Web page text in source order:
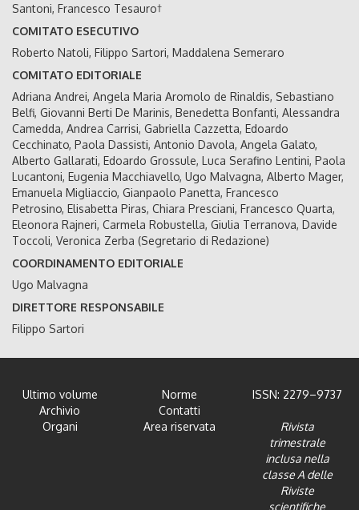
Santoni, Francesco Tesauro†
COMITATO ESECUTIVO
Roberto Natoli, Filippo Sartori, Maddalena Semeraro
COMITATO EDITORIALE
Adriana Andrei, Angela Maria Aromolo de Rinaldis, Sebastiano
Belfi, Giovanni Berti De Marinis, Benedetta Bonfanti, Alessandra
Camedda, Andrea Carrisi, Gabriella Cazzetta, Edoardo
Cecchinato, Paola Dassisti, Antonio Davola, Angela Galato,
Alberto Gallarati, Edoardo Grossule, Luca Serafino Lentini, Paola
Lucantoni, Eugenia Macchiavello, Ugo Malvagna, Alberto Mager,
Emanuela Migliaccio, Gianpaolo Panetta, Francesco
Petrosino, Elisabetta Piras, Chiara Presciani, Francesco Quarta,
Eleonora Rajneri, Carmela Robustella, Giulia Terranova, Davide
Toccoli, Veronica Zerba (Segretario di Redazione)
COORDINAMENTO EDITORIALE
Ugo Malvagna
DIRETTORE RESPONSABILE
Filippo Sartori
Ultimo volume
Archivio
Organi
Norme
Contatti
Area riservata
ISSN: 2279–9737
Rivista
trimestrale
inclusa nella
classe A delle
Riviste
scientifiche